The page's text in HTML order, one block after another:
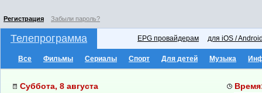
Регистрация Забыли пароль?
Телепрограмма EPG провайдерам для iOS /
Все Фильмы Сериалы Спорт Для детей Музыка
Суббота, 8 августа